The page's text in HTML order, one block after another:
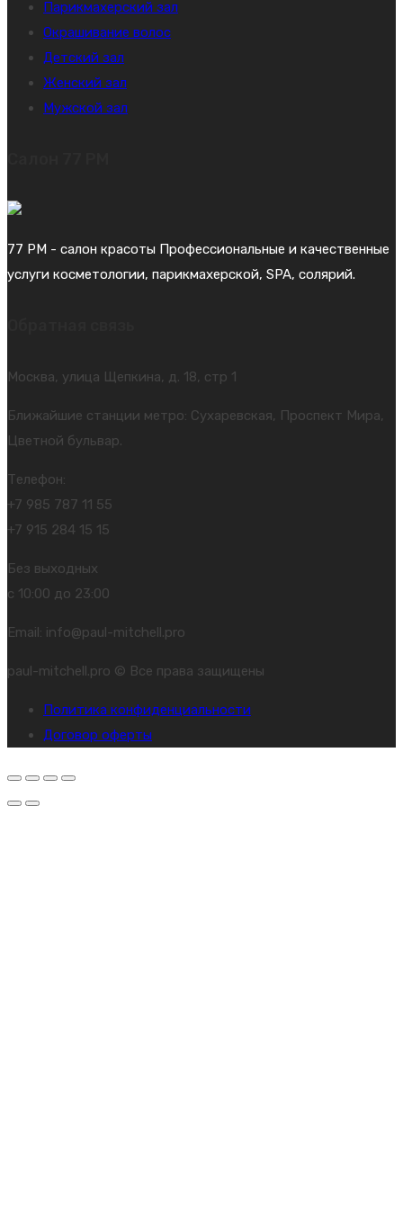
Парикмахерский зал
Окрашивание волос
Детский зал
Женский зал
Мужской зал
77 PM - салон красоты Профессиональные и качественные
услуги косметологии, парикмахерской, SPA, солярий.
Москва, улица Щепкина, д. 18, стр 1
Ближайшие станции метро: Сухаревская, Проспект Мира,
Цветной бульвар.
Телефон:
+7 985 787 11 55
+7 915 284 15 15
Без выходных
с 10:00 до 23:00
Email: info@paul-mitchell.pro
paul-mitchell.pro © Все права защищены
Политика конфиденциальности
Договор оферты